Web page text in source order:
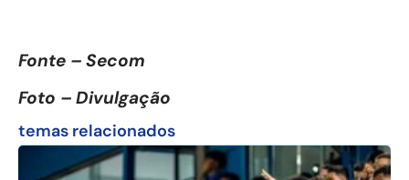
Fonte – Secom
Foto – Divulgação
temas relacionados